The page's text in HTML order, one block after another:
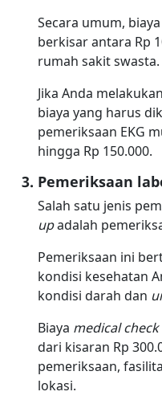
Secara umum, biaya
berkisar antara Rp
rumah sakit swasta.
Jika Anda
biaya yang harus
pemeriksaan EKG
hingga Rp 150.000.
Pemeriksaan
Salah satu jenis
upadalah
Pemeriksaan ini
kondisi kesehatan
kondisi darah dan
Biaya medical
dari kisaran Rp
pemeriksaan,
lokasi.